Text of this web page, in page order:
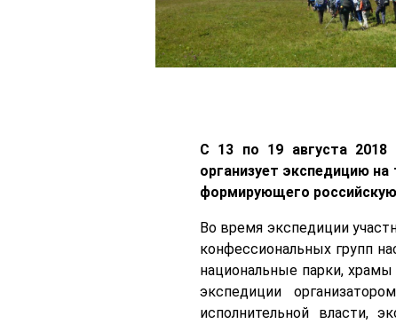
С 13 по 19 августа 2018
организует экспедицию
формирующего
Во время экспедиции
конфессиональных групп
национальные парки,
экспедиции
исполнительной власти,